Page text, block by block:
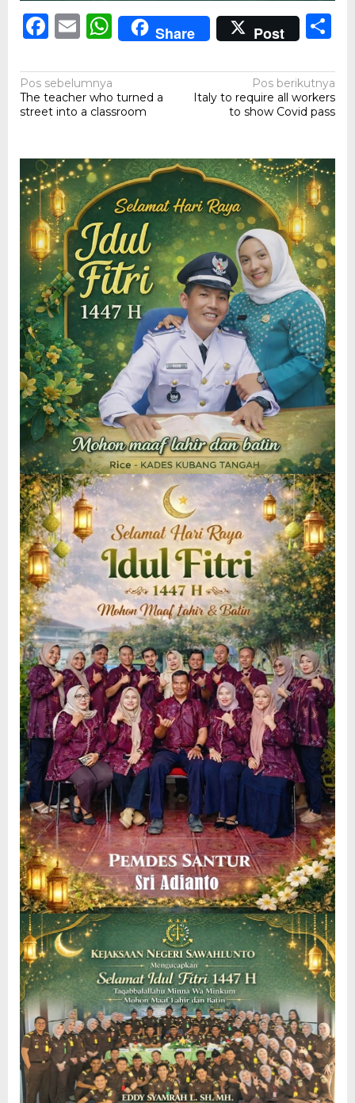
Facebook
EmailWhatsApp
Share Post
Navigasi
pos
Pos sebelumnya
The teacher who turned a
street into a classroom
Pos berikutnya
Italy to require all workers
to show Covid pass